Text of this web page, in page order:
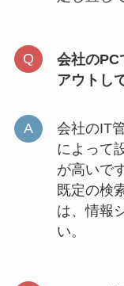
会社のPC
アウトし
会社のIT
によって
が高いです
既定の検
は、情報
い。